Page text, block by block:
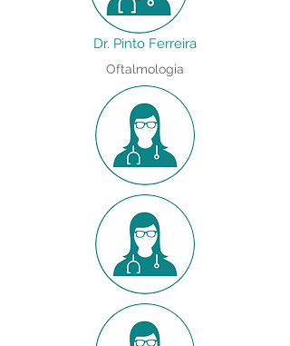
Dr. Pinto Ferreira
Oftalmologia